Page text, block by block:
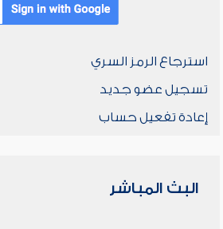
استرجاع الرمز السري
تسجيل عضو جديد
إعادة تفعيل حساب
البث المباشر